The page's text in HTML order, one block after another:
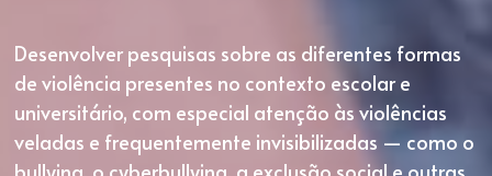
Desenvolver pesquisas sobre as diferentes formas
de violência presentes no contexto escolar e
universitário, com especial atenção às violências
veladas e frequentemente invisibilizadas — como o